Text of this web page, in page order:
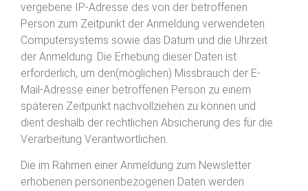
vergebene IP-Adresse des von der betroffenen
Person zum Zeitpunkt der Anmeldung verwendeten
Computersystems sowie das Datum und die Uhrzeit
der Anmeldung. Die Erhebung dieser Daten ist
erforderlich, um den(möglichen) Missbrauch der E-
Mail-Adresse einer betroffenen Person zu einem
späteren Zeitpunkt nachvollziehen zu können und
dient deshalb der rechtlichen Absicherung des für die
Verarbeitung Verantwortlichen.
Die im Rahmen einer Anmeldung zum Newsletter
erhobenen personenbezogenen Daten werden